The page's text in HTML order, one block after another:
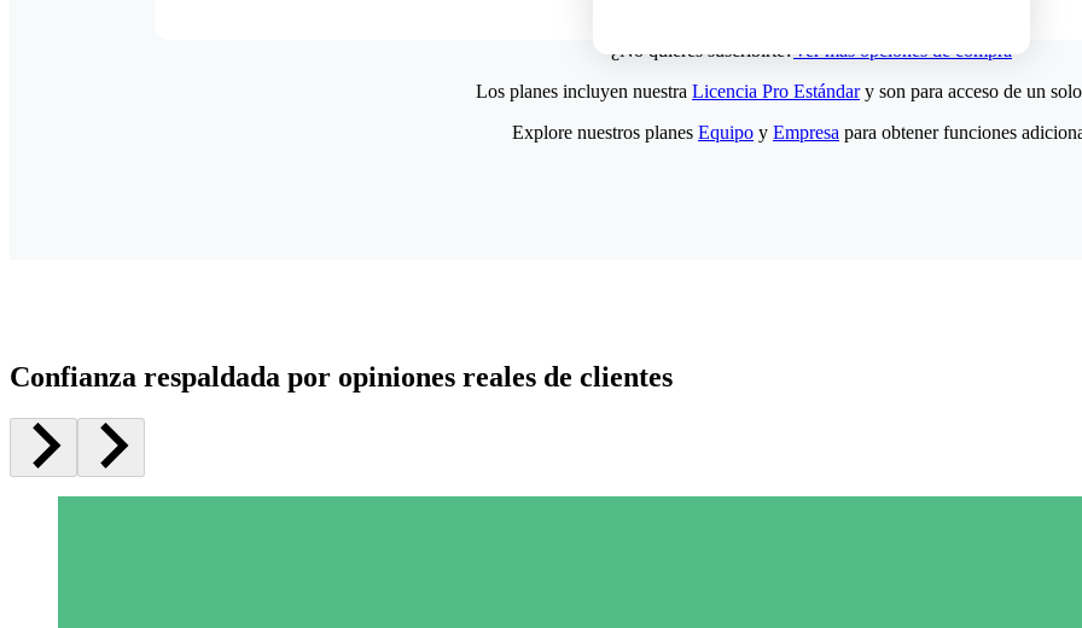
¿No quieres suscribirte?Ver más opciones de compra
Los planes incluyen nuestra Licencia Pro Estándary son para acceso de un
Explore nuestros planes Equipo y Empresa para obtener funciones
Confianza respaldada por opiniones reales de clientes